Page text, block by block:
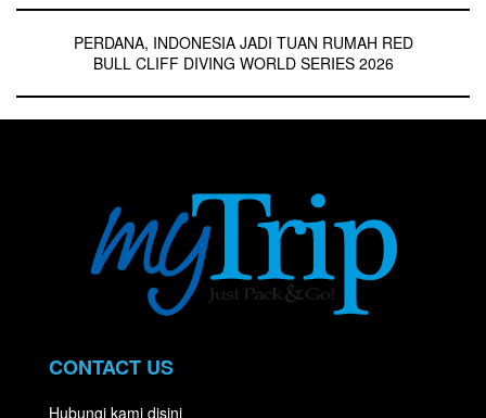
PERDANA, INDONESIA JADI TUAN RUMAH RED
BULL CLIFF DIVING WORLD SERIES 2026
CONTACT US
Hubungi kami disini